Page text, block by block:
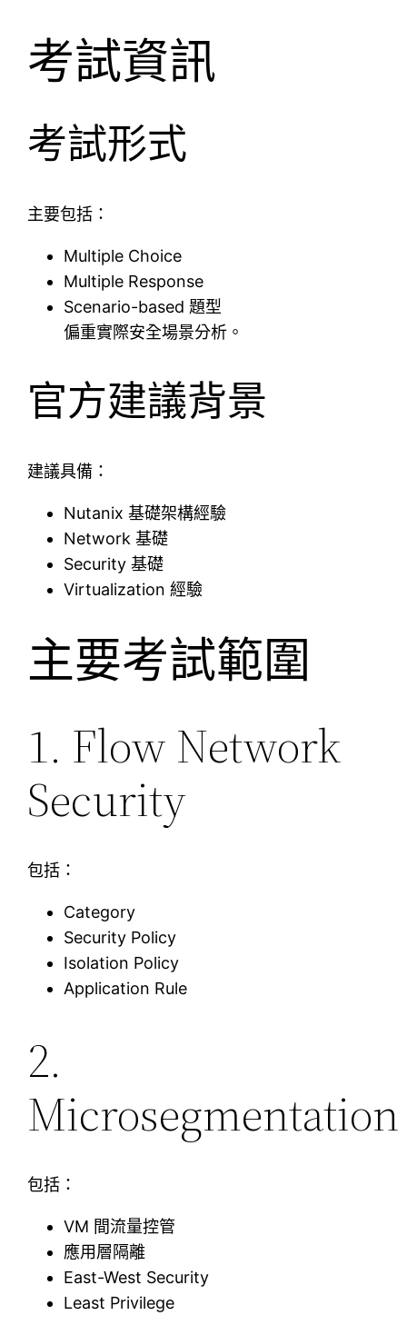
考試資訊
考試形式
主要包括：
Multiple Choice
Multiple Response
Scenario-based 題型
偏重實際安全場景分析。
官方建議背景
建議具備：
Nutanix 基礎架構經驗
Network 基礎
Security 基礎
Virtualization 經驗
主要考試範圍
1. Flow Network
Security
包括：
Category
Security Policy
Isolation Policy
Application Rule
2.
Microsegmentation
包括：
VM 間流量控管
應用層隔離
East-West Security
Least Privilege